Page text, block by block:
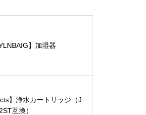
】加湿器
】浄水カートリッジ（J
互換）